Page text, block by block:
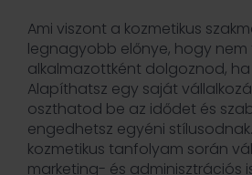
Ami viszont a kozmetikus
legnagyobb előnye, hogy nem
alkalmazottként dolgoznod, ha
Alapíthatsz egy saját
oszthatod be az idődet és
engedhetsz egyéni
kozmetikus tanfolyam során
marketing- és adminisztrációs